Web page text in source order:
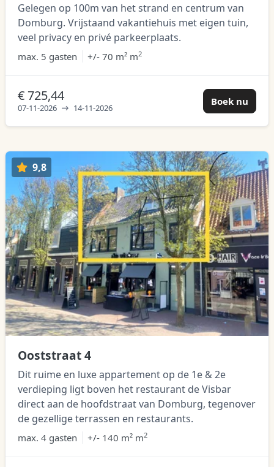
Gelegen op 100m van het strand en centrum van
Domburg. Vrijstaand vakantiehuis met eigen tuin,
veel privacy en privé parkeerplaats.
max. 5 gasten +/- 70 m² m2
€ 725,44
07-11-2026 14-11-2026
Boek nu
9,8
Ooststraat 4
Dit ruime en luxe appartement op de 1e & 2e
verdieping ligt boven het restaurant de Visbar
direct aan de hoofdstraat van Domburg, tegenover
de gezellige terrassen en restaurants.
max. 4 gasten +/- 140 m² m2